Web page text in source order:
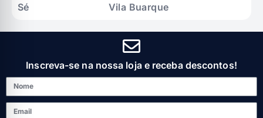
Sé
Vila Buarque
Inscreva-se na nossa loja e receba descontos!